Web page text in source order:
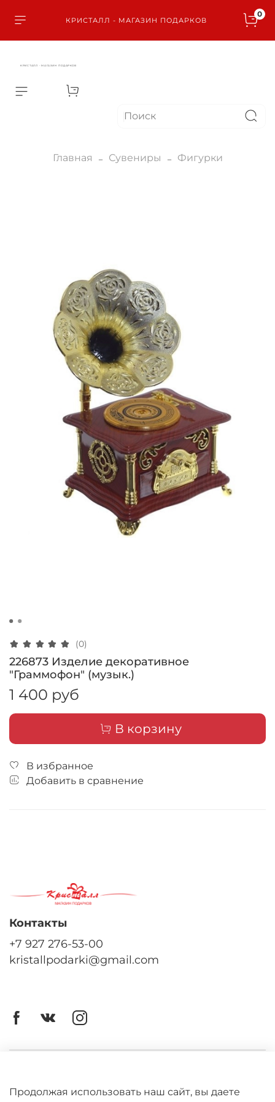
КРИСТАЛЛ - МАГАЗИН ПОДАРКОВ
0
КРИСТАЛЛ - МАГАЗИН ПОДАРКОВ
Главная Сувениры Фигурки
(0)
226873 Изделие декоративное
"Граммофон" (музык.)
1 400 руб
В корзину
В избранное
Добавить в сравнение
Оферта
Контакты
+7 927 276-53-00
kristallpodarki@gmail.com
Продолжая использовать наш сайт, вы даете